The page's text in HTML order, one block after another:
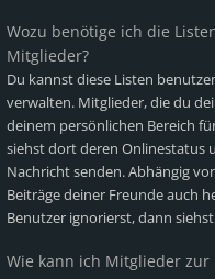
Wozu benötige ich die
Mitglieder?
Du kannst diese Listen
verwalten. Mitglieder, die du
deinem persönlichen Bereich
siehst dort deren Onlinestatus
Nachricht senden. Abhängig
Beiträge deiner Freunde auch
Benutzer ignorierst, dann
Wie kann ich Mitglieder